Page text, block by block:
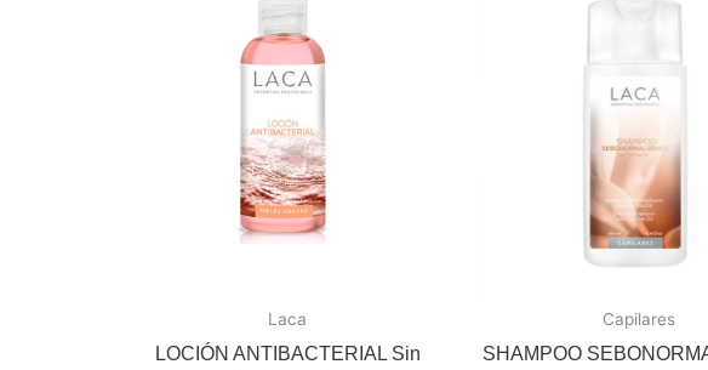
Laca
LOCIÓN ANTIBACTERIAL Sin
Capilares
SHAMPOO